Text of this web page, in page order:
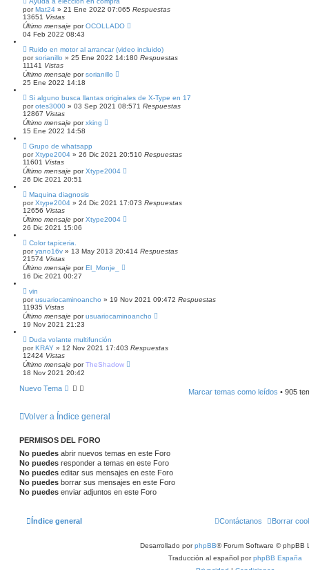
porMat24 » 21 Ene 2022 07:065 Respuestas
13651 Vistas
Último mensaje porOCOLLADO
04 Feb 2022 08:43
Ruido en motor al arrancar (video incluido)
porsorianillo » 25 Ene 2022 14:180 Respuestas
11141 Vistas
Último mensaje porsorianillo
25 Ene 2022 14:18
Si alguno busca llantas originales de X-Type en 17
porotes3000 » 03 Sep 2021 08:571 Respuestas
12867 Vistas
Último mensaje porxking
15 Ene 2022 14:58
Grupo de whatsapp
porXtype2004 » 26 Dic 2021 20:510 Respuestas
11601 Vistas
Último mensaje porXtype2004
26 Dic 2021 20:51
Maquina diagnosis
porXtype2004 » 24 Dic 2021 17:073 Respuestas
12656 Vistas
Último mensaje porXtype2004
26 Dic 2021 15:06
Color tapiceria.
poryano16v » 13 May 2013 20:414 Respuestas
21574 Vistas
Último mensaje porEl_Monje_
16 Dic 2021 00:27
vin
porusuariocaminoancho » 19 Nov 2021 09:472 Respuestas
11935 Vistas
Último mensaje porusuariocaminoancho
19 Nov 2021 21:23
Duda volante multifunción
porKRAY » 12 Nov 2021 17:403 Respuestas
12424 Vistas
Último mensaje porTheShadow
18 Nov 2021 20:42
Nuevo Tema Marcar temas como leídos • 905
Volver a Índice general
PERMISOS DEL FORO
No puedes abrir nuevos temas en este Foro
No puedes responder a temas en este Foro
No puedes editar sus mensajes en este Foro
No puedes borrar sus mensajes en este Foro
No puedes enviar adjuntos en este Foro
Índice general Borrar
Contáctanos
Desarrollado porphpBB® Forum Software © phpBB
Traducción al español porphpBB España